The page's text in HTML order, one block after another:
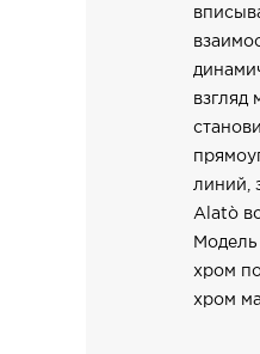
взгляд
линий,
Alatò
Модель
хром
хром